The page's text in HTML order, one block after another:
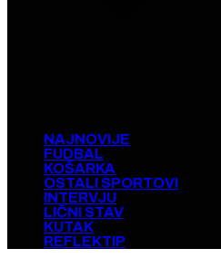
NAJNOVIJE
FUDBAL
KOŠARKA
OSTALI SPORTOVI
INTERVJU
LIČNI STAV
KUTAK
REFLEKTIP